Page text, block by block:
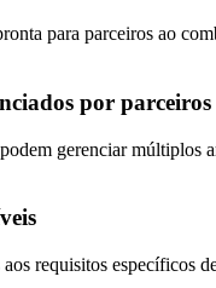
para parceiros ao
por parceiros
gerenciar múltiplos
requisitos específicos